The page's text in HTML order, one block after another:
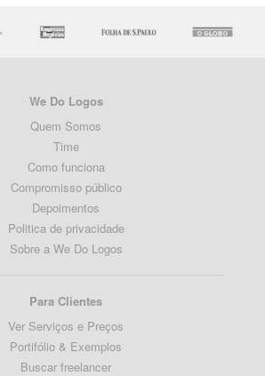
We Do Logos
Quem Somos
Time
Como funciona
Compromisso público
Depoimentos
Politica de privacidade
Sobre a We Do Logos
Para Clientes
Ver Serviços e Preços
Portifólio & Exemplos
Buscar freelancer